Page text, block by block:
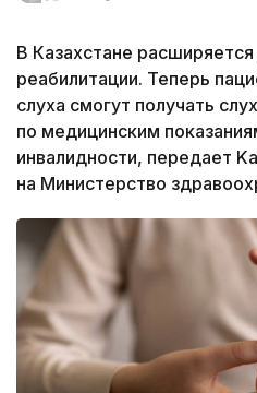
В Казахстане
реабилитации. Теперь
слуха смогут получать
по медицинским
инвалидности, передает
на Министерство